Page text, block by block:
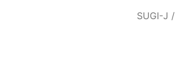
SUGI-J /